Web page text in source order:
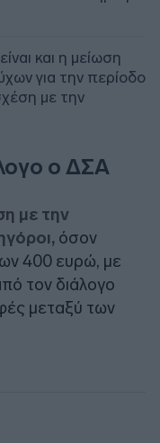
και η μείωση
για την περίοδο
με την
ο ΔΣΑ
με την
όσον
400 ευρώ, με
τον διάλογο
μεταξύ των